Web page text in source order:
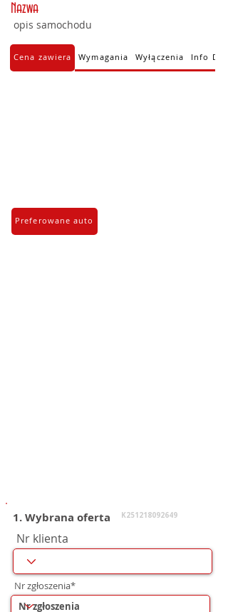
Nazwa
opis samochodu
Cena zawiera Wymagania Wyłączenia Info
Preferowane auto
1. Wybrana oferta K251218092649
Nr klienta
Nr zgłoszenia*